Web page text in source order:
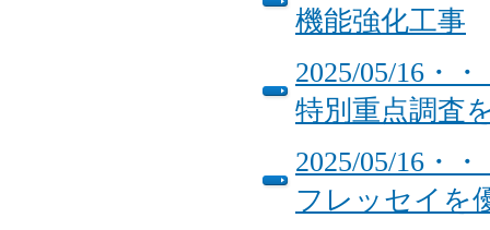
機能強化工事
2025/05/16・
特別重点調査
2025/05/16・
フレッセイを